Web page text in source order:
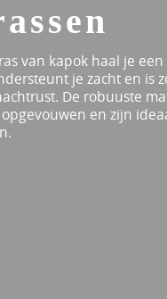
van kapok haal je
je zacht en is
De robuuste
en zijn